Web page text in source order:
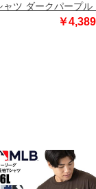
ャツ ダークパープル
4 3L 4L 5L 6L
￥